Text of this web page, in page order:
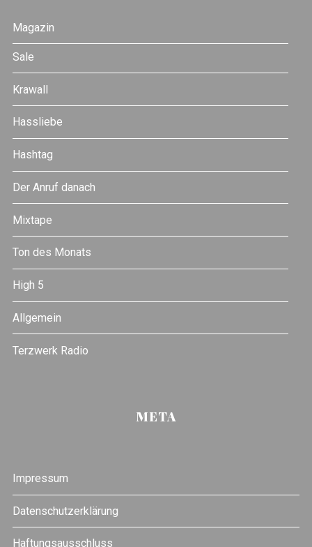
Magazin
Sale
Krawall
Hassliebe
Hashtag
Der Anruf danach
Mixtape
Ton des Monats
High 5
Allgemein
Terzwerk Radio
META
Impressum
Datenschutzerklärung
Haftungsausschluss